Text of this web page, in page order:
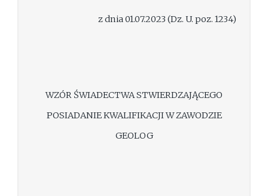
z dnia 01.07.2023 (Dz. U. poz. 1234)
WZÓR ŚWIADECTWA STWIERDZAJĄCEGO
POSIADANIE KWALIFIKACJI W ZAWODZIE
GEOLOG